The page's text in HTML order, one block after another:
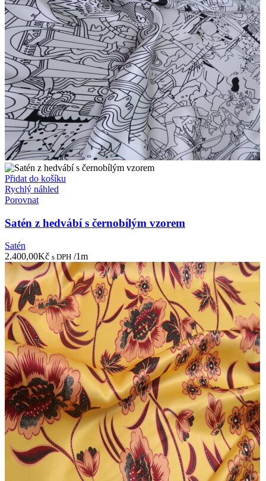
Přidat do košíku
Rychlý náhled
Porovnat
Satén z hedvábí s černobílým vzorem
Satén
2.400,00Kč s DPH /1m